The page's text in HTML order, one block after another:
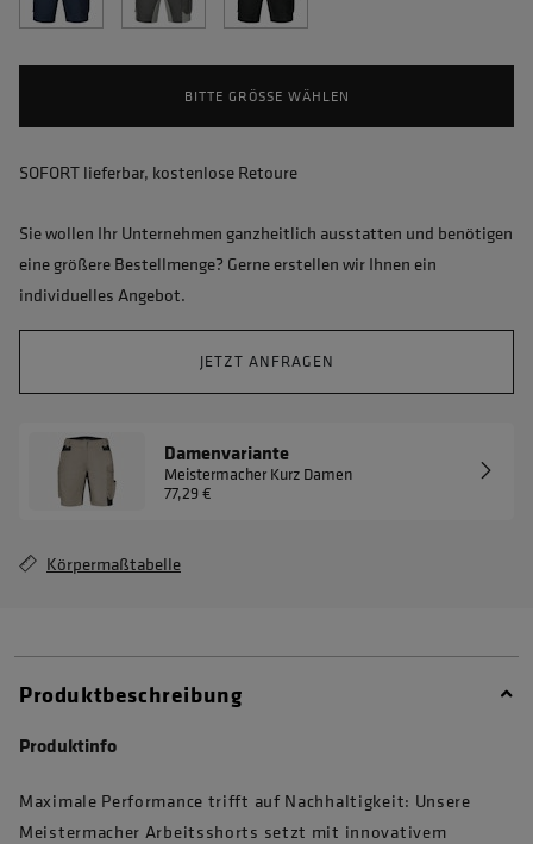
BITTE GRÖSSE WÄHLEN
SOFORT lieferbar, kostenlose Retoure
Sie wollen Ihr Unternehmen ganzheitlich ausstatten und benötigen
eine größere Bestellmenge? Gerne erstellen wir Ihnen ein
individuelles Angebot.
JETZT ANFRAGEN
Damenvariante
Meistermacher Kurz Damen
77,29 €
Körpermaßtabelle
Produktbeschreibung
Produktinfo
Maximale Performance trifft auf Nachhaltigkeit: Unsere
Meistermacher Arbeitsshorts setzt mit innovativem